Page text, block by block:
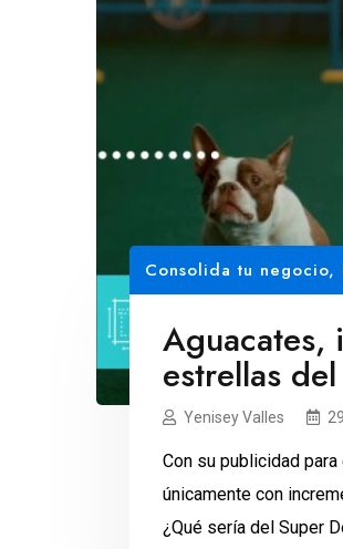
Consolida tu negocio,
Aguacates,
estrellas
Yenisey Valles
Con su publicidad
únicamente con
¿Qué sería del Super